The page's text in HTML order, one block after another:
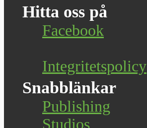
Hitta oss på
Facebook
Integritetspolicy
Snabblänkar
Publishing
Studios